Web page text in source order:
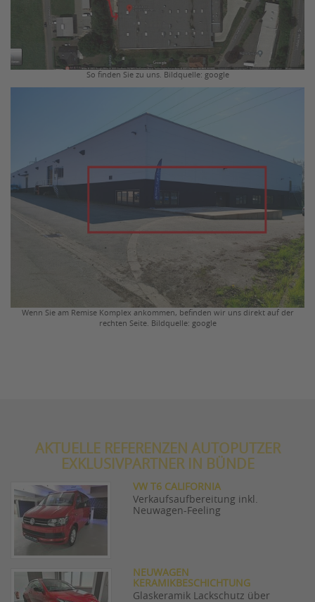
So finden Sie zu uns. Bildquelle: google
Wenn Sie am Remise Komplex ankommen, befinden wir uns direkt auf der
rechten Seite. Bildquelle: google
AKTUELLE REFERENZEN AUTOPUTZER
EXKLUSIVPARTNER IN BÜNDE
VW T6 CALIFORNIA
Verkaufsaufbereitung inkl.
Neuwagen-Feeling
NEUWAGEN
KERAMIKBESCHICHTUNG
Glaskeramik Lackschutz über